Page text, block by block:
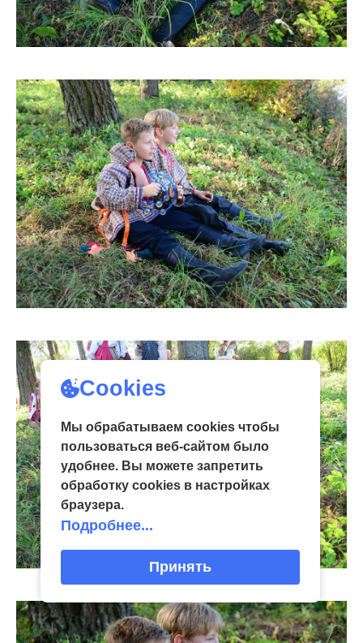
Cookies
Мы обрабатываем cookies чтобы
пользоваться веб-сайтом было
удобнее. Вы можете запретить
обработку сookies в настройках
браузера.
Подробнее...
Принять